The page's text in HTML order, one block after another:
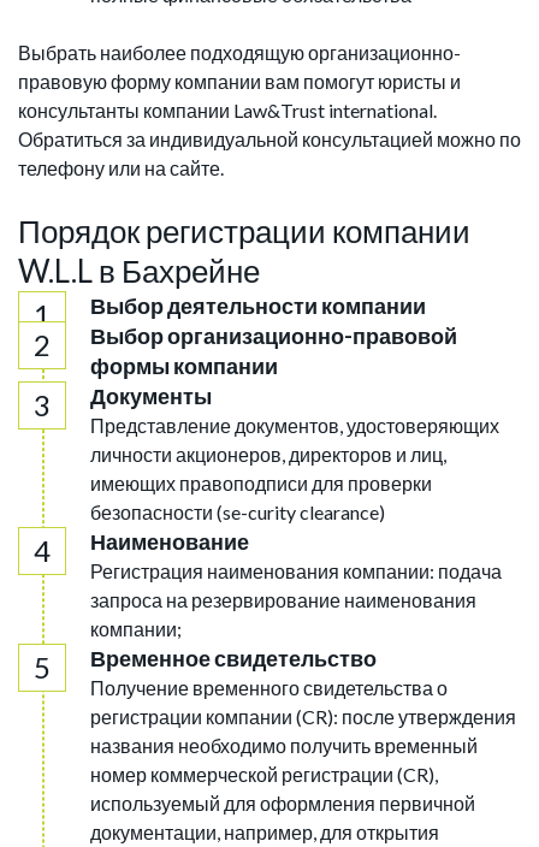
Выбрать наиболее подходящую организационно-
правовую форму компании вам помогут юристы и
консультанты компании Law&Trust international.
Обратиться за индивидуальной консультацией можно по
телефону или на сайте.
Порядок регистрации компании
W.L.L в Бахрейне
Выбор деятельности компании
Выбор организационно-правовой
формы компании
Документы
Представление документов, удостоверяющих
личности акционеров, директоров и лиц,
имеющих правоподписи для проверки
безопасности (se-curity clearance)
Наименование
Регистрация наименования компании: подача
запроса на резервирование наименования
компании;
Временное свидетельство
Получение временного свидетельства о
регистрации компании (CR): после утверждения
названия необходимо получить временный
номер коммерческой регистрации (CR),
используемый для оформления первичной
документации, например, для открытия